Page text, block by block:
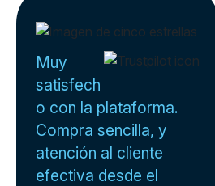
Muy
satisfech
o con la plataforma.
Compra sencilla, y
atención al cliente
efectiva desde el